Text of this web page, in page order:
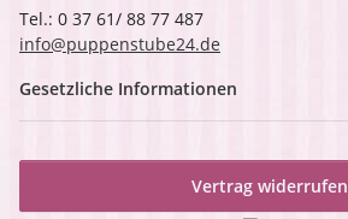
Tel.: 0 37 61/ 88 77 487
info@puppenstube24.de
Gesetzliche Informationen
Vertrag widerrufen